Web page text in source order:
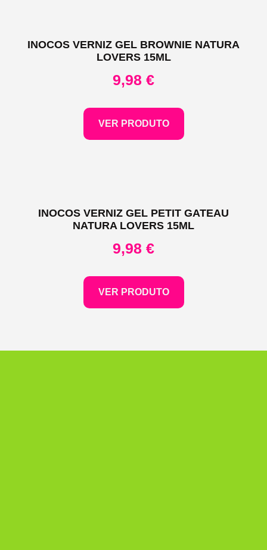
INOCOS VERNIZ GEL BROWNIE NATURA
LOVERS 15ML
9,98 €
VER PRODUTO
INOCOS VERNIZ GEL PETIT GATEAU
NATURA LOVERS 15ML
9,98 €
VER PRODUTO